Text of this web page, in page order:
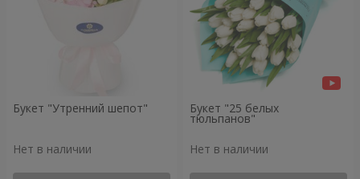
Букет "Утренний шепот"
Нет в наличии
Букет "25 белых
тюльпанов"
Нет в наличии